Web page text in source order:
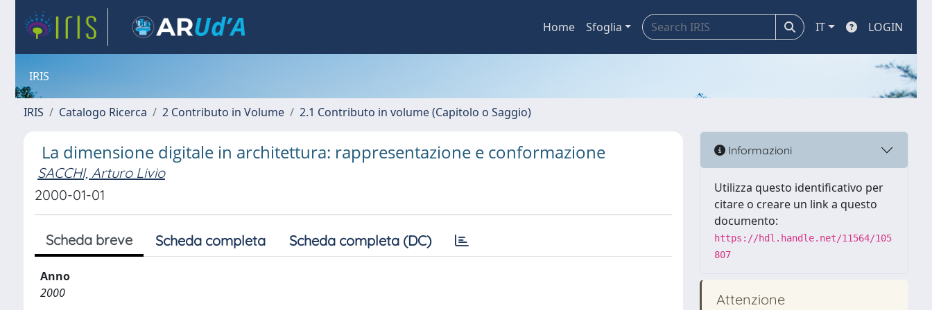
Home Sfoglia IT LOGIN
IRIS
IRIS Catalogo Ricerca 2 Contributo in Volume 2.1 Contributo in volume (Capitolo o Saggio)
La dimensione digitale in architettura: rappresentazione e conformazione
SACCHI, Arturo Livio
2000-01-01
Scheda breve Scheda completa Scheda completa (DC)
Anno
2000
Informazioni
Utilizza questo identificativo per
citare o creare un link a questo
documento:
https://hdl.handle.net/11564/105
807
Attenzione